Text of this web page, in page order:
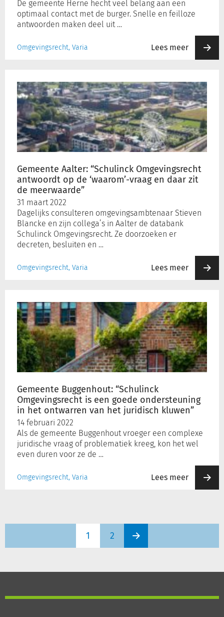
De gemeente Herne hecht veel belang aan een
optimaal contact met de burger. Snelle en feilloze
antwoorden maken deel uit …
Omgevingsrecht, Varia Lees meer
Omgevingsrecht”
Gemeente Aalter: “Schulinck Omgevingsrecht
antwoordt op de ‘waarom’-vraag en daar zit
de meerwaarde”
31 maart 2022
Dagelijks consulteren omgevingsambtenaar Stieven
Blancke en zijn collega’s in Aalter de databank
Schulinck Omgevingsrecht. Ze doorzoeken er
decreten, besluiten en …
Omgevingsrecht, Varia Lees meer
Aalter:
“Schulinck
Omgevingsrecht
antwoordt
‘waarom’-
vraag
daar
meerwaarde”
Gemeente Buggenhout: “Schulinck
Omgevingsrecht is een goede ondersteuning
in het ontwarren van het juridisch kluwen”
14 februari 2022
Als de gemeente Buggenhout vroeger een complexe
juridische vraag of problematiek kreeg, kon het wel
even duren voor ze de …
Omgevingsrecht, Varia Lees meer
Buggenhout:
“Schulinck
Omgevingsrecht
een
goede
ondersteuning
het
ontwarren
van
juridisch
kluwen”
1 2